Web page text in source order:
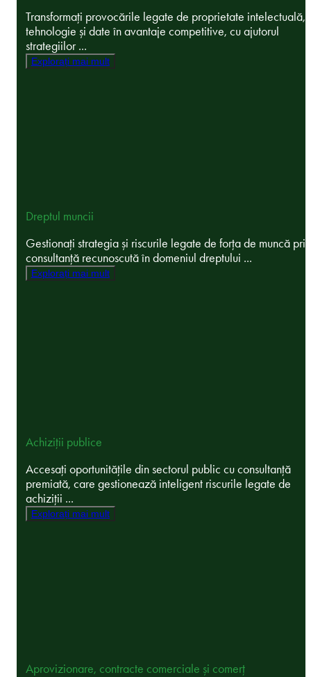
Transformați provocările legate de proprietate intelectuală,
tehnologie și date în avantaje competitive, cu ajutorul
strategiilor ...
Explorați mai mult
Dreptul muncii
Gestionați strategia și riscurile legate de forța de muncă prin
consultanță recunoscută în domeniul dreptului ...
Explorați mai mult
Achiziții publice
Accesați oportunitățile din sectorul public cu consultanță
premiată, care gestionează inteligent riscurile legate de
achiziții ...
Explorați mai mult
Aprovizionare, contracte comerciale și comerț